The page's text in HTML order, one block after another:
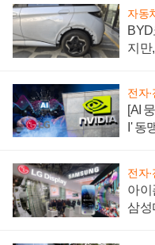
자동
지만
전자
[AI
I' 동
전자
아이
삼성